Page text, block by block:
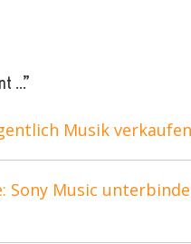
…”
Musik
Sony Music